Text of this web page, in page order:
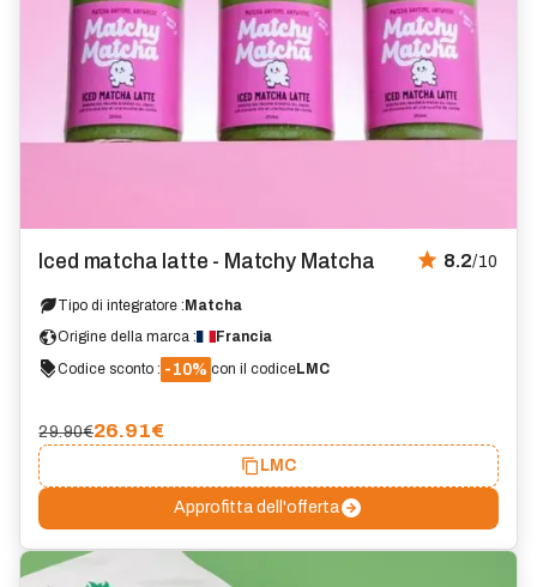
Iced matcha latte - Matchy Matcha 8.2/10
Tipo di integratore : Matcha
Origine della marca :
Francia
Codice sconto : -10% con il codiceLMC
29.90€26.91€
LMC
Approfitta dell'offerta